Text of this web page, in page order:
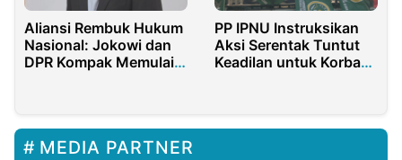
Aliansi Rembuk Hukum
Nasional: Jokowi dan
DPR Kompak Memulai
PP IPNU Instruksikan
Aksi Serentak Tuntut
Keadilan untuk Korban
MEDIA PARTNER